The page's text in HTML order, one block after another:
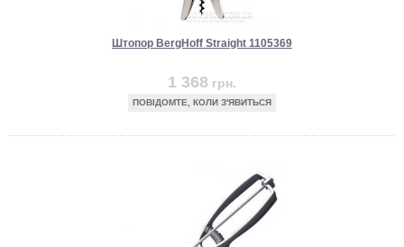
Штопор BergHoff Straight 1105369
1 368 грн.
ПОВІДОМТЕ, КОЛИ З'ЯВИТЬСЯ